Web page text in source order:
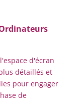
d'écran
détaillés et
pour engager
de